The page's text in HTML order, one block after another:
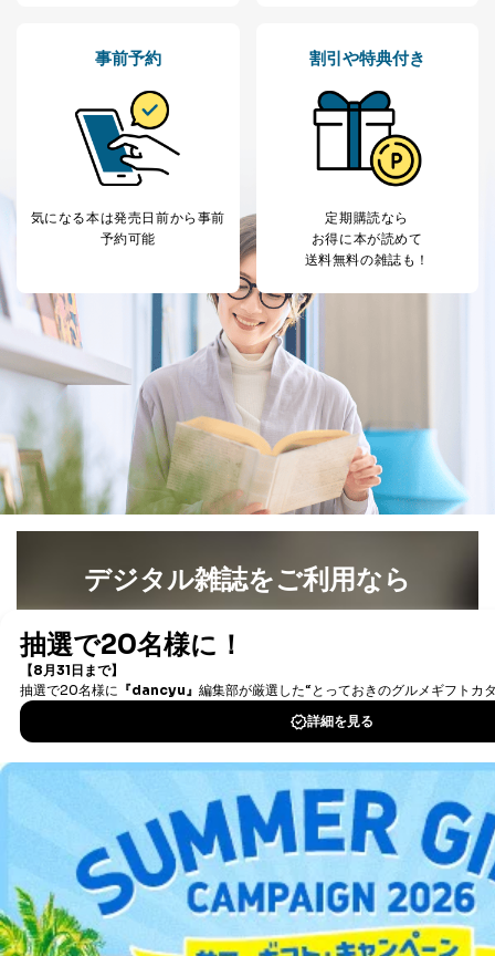
場合であって、本人の同意を得ることが困難であると
公衆衛生の向上または児童の健全な育成の推進のため
に特に必要がある場合であって、本人の同意を得るこ
とが困難である場合。
国の機関もしくは地方公共団体またはその委託を受け
た者が法令の定める事務を遂行することに対して協力
する必要がある場合であって、本人の同意を得ること
により当該事務の遂行に支障を及ぼすおそれがあると
き。
上記２．の利用目的を実施するために守秘義務を結ん
だ企業に、業務の一部として個人情報の取扱いを委
託・提供する場合、その業務に必要な範囲で委託・提
供先企業に個人情報を開示することがあります。
委託・提供先企業は具体的には以下のような企業です
が、これらに限りません。
委託先：カスタマーサポート支援会社 、クレジッ
トカード決済などの決済代行・料金回収会社、広
告配信サービス会社
提供先：出版社、出版物発売元、卸売会社、販売
店など商品の供給者、梱包会社、配送会社、新聞
販売店などの梱包・配送・配達会社
当社は、本人から、開示対象個人情報について利用目的
す。ただし、以下①～④のいずれかに該当する場合は、
利用目的の通知を行なうことはできません。そのとき
は、本人に遅滞無くその旨を通知するとともに、理由を
①利用目的を本人に通知し、又は公表することによって
本人又は第三者の生命、身体、財産その他の権利利益を
②利用目的を本人に通知し、又は公表することによって
当該事業者の権利又は正当な利益を害するおそれがある
場合
③国の機関又は地方公共団体が法令の定める事務を遂行
することに対して協力する必要がある場合であって、利
用目的を本人に通知し、又は公表することによって当該
事務の遂行に支障を及ぼすおそれがあるとき
④開示対象個人情報の利用目的が明らかな場合
事前予約
気になる本は発売日前から事前
予約可能
割引や特典付き
定期購読なら
お得に本が読めて
送料無料の雑誌も！
デジタル雑誌をご利用なら
書籍）が無料で読み放題！
DOWNLOAD FOR IOS
DOWNLOAD FOR ANDROID
ご利用方法はこちら
総合案内